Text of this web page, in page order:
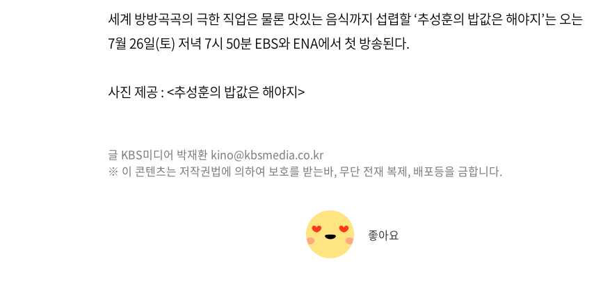
세계 방방곡곡의 극한 직업은 물론 맛있는 음식까지 섭렵할 ‘추성훈의 밥값은 해야지’는 오는
7월 26일(토) 저녁 7시 50분 EBS와 ENA에서 첫 방송된다.
사진 제공 : <추성훈의 밥값은 해야지>
글 KBS미디어 박재환 kino@kbsmedia.co.kr
※ 이 콘텐츠는 저작권법에 의하여 보호를 받는바, 무단 전재 복제, 배포등을 금합니다.
좋아요